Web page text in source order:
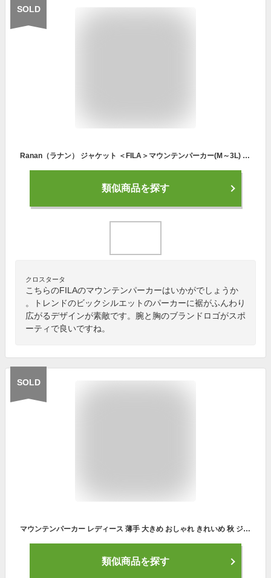
SOLD
Ranan（ラナン） ジャケット ＜FILA＞マウンテンパーカー(M～3L) レディース ミセス 大人 ファッション アウター 在庫処分 在庫限り 体型カバー 30代 40代
類似商品を探す
クロスタータ
こちらのFILAのマウンテンパーカーはいかがでしょうか
。トレンドのビックシルエットのパーカーに裾がふんわり
広がるデザインが素敵です。腕と胸のブランドロゴがスポ
ーティで良いですね。
SOLD
マウンテンパーカー レディース 薄手 大きめ おしゃれ きれいめ 秋 ジップアップパーカー パーカー ライトアウター ミドル丈 ジャケット ブルゾン ロング 羽織り ジップアップ フーディー ゆったり スタンドカラー フード アウター
類似商品を探す